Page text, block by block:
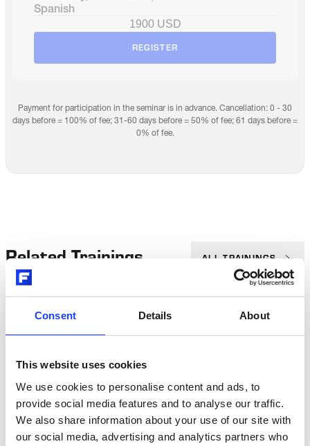
Consent Details About
This website uses cookies
We use cookies to personalise content and ads, to
provide social media features and to analyse our traffic.
We also share information about your use of our site with
our social media, advertising and analytics partners who
Spanish
1900 USD
REGISTER
Payment for participation in the seminar is in advance. Cancellation: 0 - 30
days before = 100% of fee; 31-60 days before = 50% of fee; 61 days before =
0% of fee.
Related Trainings ALL TRAININGS